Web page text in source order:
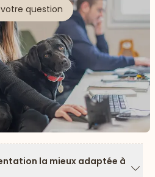
votre question
la mieux adaptée à